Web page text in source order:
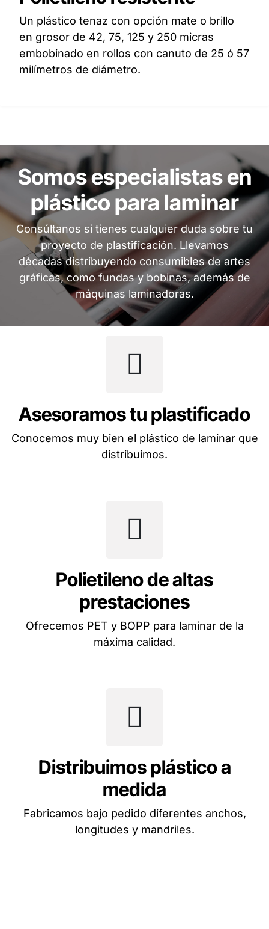
Un plástico tenaz con opción mate o brillo
en grosor de 42, 75, 125 y 250 micras
embobinado en rollos con canuto de 25 ó 57
milímetros de diámetro.
Somos especialistas en
plástico para laminar
Consúltanos si tienes cualquier duda sobre tu
proyecto de plastificación. Llevamos
décadas distribuyendo consumibles de artes
gráficas, como fundas y bobinas, además de
máquinas laminadoras.
Asesoramos tu plastificado
Conocemos muy bien el plástico de laminar que
distribuimos.
Polietileno de altas
prestaciones
Ofrecemos PET y BOPP para laminar de la
máxima calidad.
Distribuimos plástico a
medida
Fabricamos bajo pedido diferentes anchos,
longitudes y mandriles.